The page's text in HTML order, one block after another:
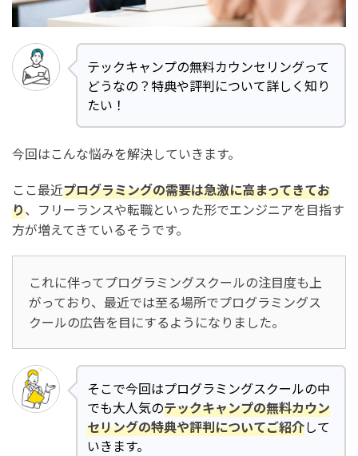
テックキャンプの無料カウンセリングって
どうなの？特典や評判について詳しく知り
たい！
今回はこんな悩みを解決していきます。
ここ最近プログラミングの需要は急激に高まってきてお
り、フリーランスや転職といった形でエンジニアを目指す
方が増えてきているそうです。
これに伴ってプログラミングスクールの注目度も上
がっており、最近では至る場所でプログラミングス
クールの広告を目にするようになりました。
そこで今回はプログラミングスクールの中
でも大人気のテックキャンプの無料カウン
セリングの特典や評判についてご紹介して
いきます。